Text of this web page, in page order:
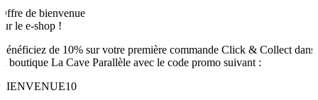
de bienvenue
le e-shop !
de 10% sur votre première commande Click & Collect dans
boutique La Cave Parallèle avec le code promo suivant :